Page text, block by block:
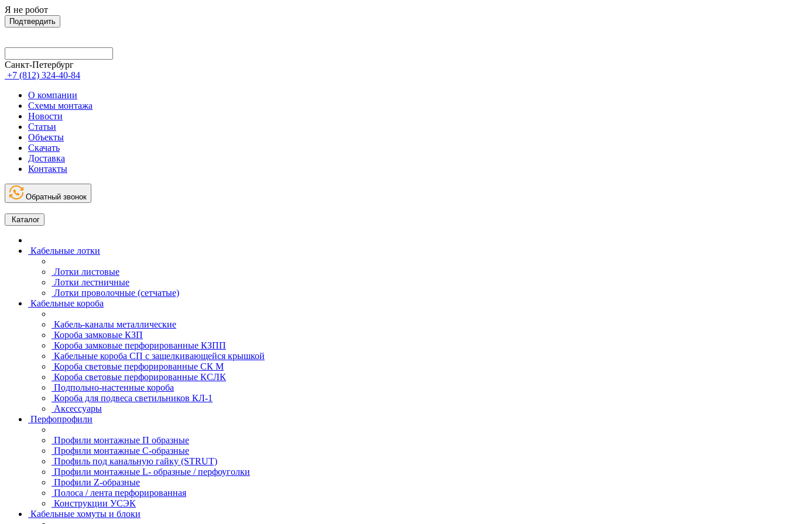
Я не робот
Подтвердить
Санкт-Петербург
+7 (812) 324-40-84
О компании
Схемы монтажа
Новости
Статьи
Объекты
Скачать
Доставка
Контакты
Обратный звонок
Каталог
Кабельные лотки
Лотки листовые
Лотки лестничные
Лотки проволочные (сетчатые)
Кабельные короба
Кабель-каналы металлические
Короба замковые КЗП
Короба замковые перфорированные КЗПП
Кабельные короба СП с защелкивающейся крышкой
Короба световые перфорированные СК М
Короба световые перфорированные КСЛК
Подпольно-настенные короба
Короба для подвеса светильников КЛ-1
Аксессуары
Перфопрофили
Профили монтажные П образные
Профили монтажные C-образные
Профиль под канальную гайку (STRUT)
Профили монтажные L- образные / перфоуголки
Профили Z-образные
Полоса / лента перфорированная
Конструкции УСЭК
Кабельные хомуты и блоки